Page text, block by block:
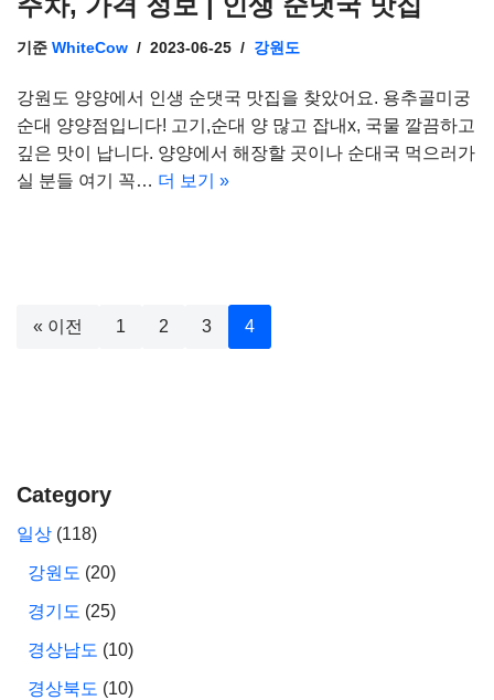
기준 WhiteCow 2023-06-25 강원도
강원도 양양에서 인생 순댓국 맛집을 찾았어요. 용추골미궁
순대 양양점입니다! 고기,순대 양 많고 잡내x, 국물 깔끔하고
깊은 맛이 납니다. 양양에서 해장할 곳이나 순대국 먹으러가
실 분들 여기 꼭… 더 보기 »
« 이전 1 2 3 4
Category
일상 (118)
강원도 (20)
경기도 (25)
경상남도 (10)
경상북도 (10)